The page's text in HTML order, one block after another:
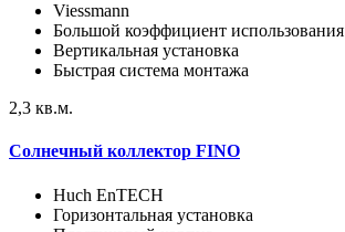
Viessmann
Большой коэффициент использования
Вертикальная установка
Быстрая система монтажа
2,3 кв.м.
Солнечный коллектор FINO
Huch EnTECH
Горизонтальная установка